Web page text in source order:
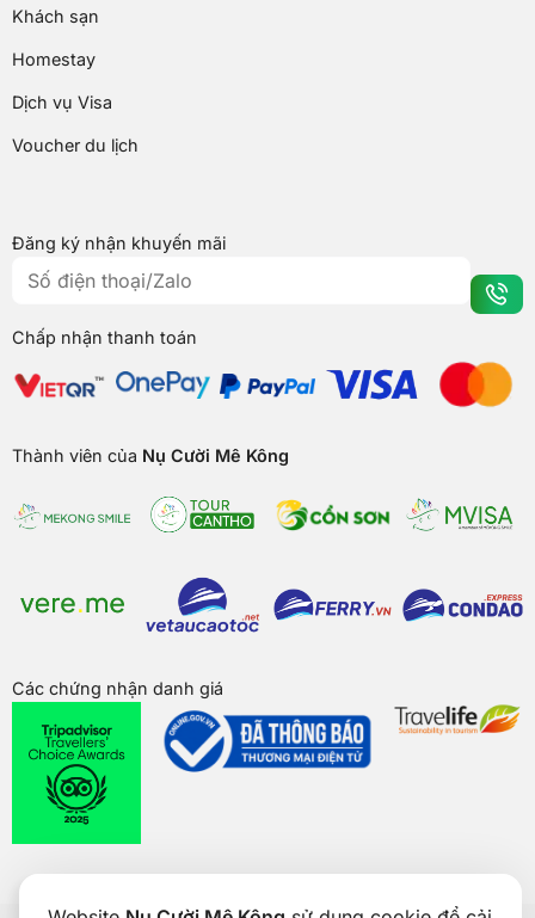
Khách sạn
Homestay
Dịch vụ Visa
Voucher du lịch
Đăng ký nhận khuyến mãi
Chấp nhận thanh toán
Thành viên của Nụ Cười Mê Kông
Các chứng nhận danh giá